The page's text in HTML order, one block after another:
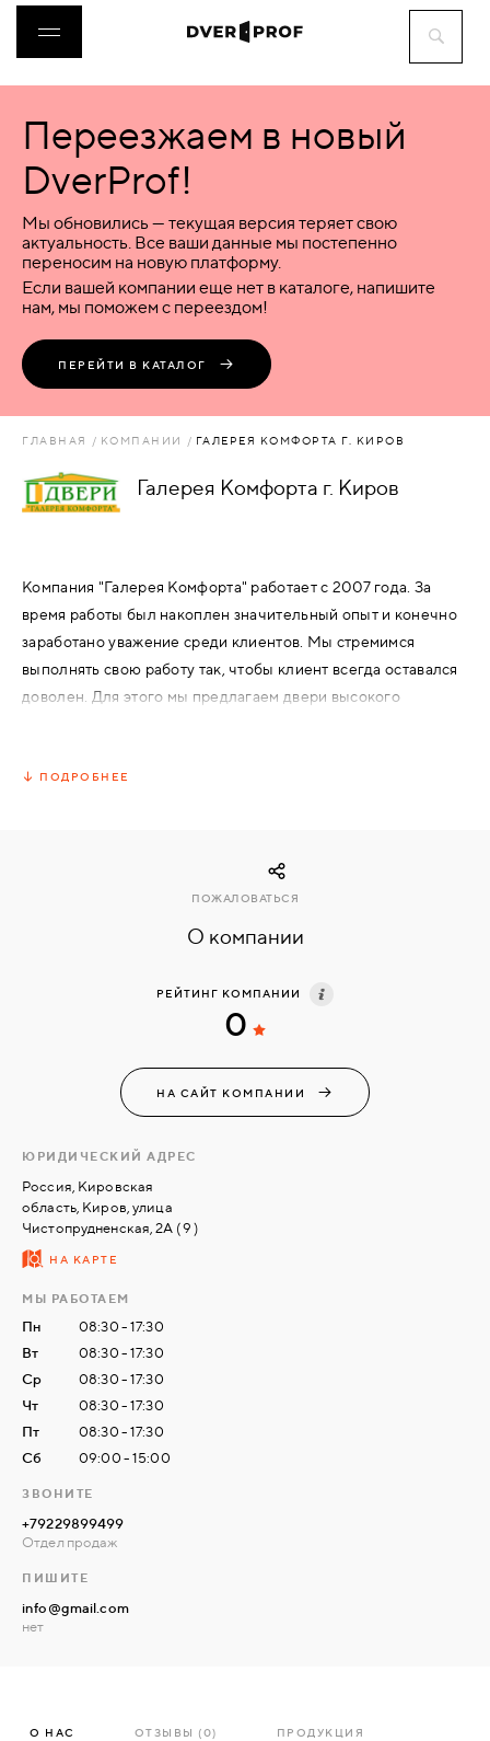
ДВЕРИ
ФУРНИТУРА
ВОРОТА
ПЕРЕГОРОДКИ
АКСЕССУАРЫ
СКУД
И
ДОМ"
ВОЙТИ
МОСКВА
Переезжаем в новый
DverProf!
Мы обновились — текущая версия теряет свою
актуальность. Все ваши данные мы постепенно
переносим на новую платформу.
Если вашей компании еще нет в каталоге, напишите
нам, мы поможем с переездом!
ПЕРЕЙТИ В КАТАЛОГ
ГЛАВНАЯ КОМПАНИИ ГАЛЕРЕЯ КОМФОРТА Г. КИРОВ
Галерея Комфорта г. Киров
Компания "Галерея Комфорта" работает с 2007 года. За
время работы был накоплен значительный опыт и конечно
заработано уважение среди клиентов. Мы стремимся
выполнять свою работу так, чтобы клиент всегда оставался
доволен. Для этого мы предлагаем двери высокого
дверей и фурнитуры.
ПОДРОБНЕЕ
О компании
ПОЖАЛОВАТЬСЯ
РЕЙТИНГ КОМПАНИИ
0
НА САЙТ КОМПАНИИ
ЮРИДИЧЕСКИЙ АДРЕС
Россия, Кировская
область, Киров, улица
Чистопрудненская, 2А ( 9 )
НА КАРТЕ
МЫ РАБОТАЕМ
Пн
08:30 - 17:30
Вт
08:30 - 17:30
Ср
08:30 - 17:30
Чт
08:30 - 17:30
Пт
08:30 - 17:30
Сб
09:00 - 15:00
ЗВОНИТЕ
+79229899499
Отдел продаж
ПИШИТЕ
info@gmail.com
нет
О НАС ОТЗЫВЫ (0) ПРОДУКЦИЯ